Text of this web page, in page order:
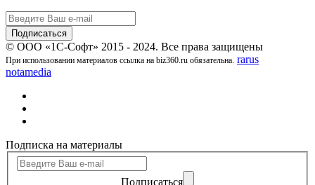
© ООО «1С-Софт» 2015 - 2024. Все права защищены
При использовании материалов ссылка на biz360.ru обязательна. rarus
notamedia
Подписка на материалы
Подписаться